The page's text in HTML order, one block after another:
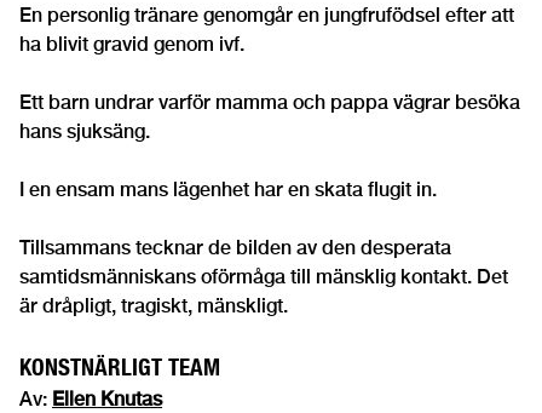
En personlig tränare genomgår en jungfrufödsel efter att
ha blivit gravid genom ivf.
Ett barn undrar varför mamma och pappa vägrar besöka
hans sjuksäng.
I en ensam mans lägenhet har en skata flugit in.
Tillsammans tecknar de bilden av den desperata
samtidsmänniskans oförmåga till mänsklig kontakt. Det
är dråpligt, tragiskt, mänskligt.
KONSTNÄRLIGT TEAM
Av: Ellen Knutas